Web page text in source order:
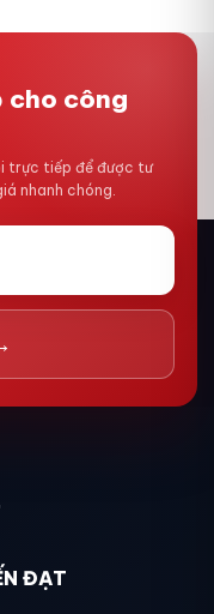
cho công
trực tiếp để được tư
nhanh chóng.
ĐẠT